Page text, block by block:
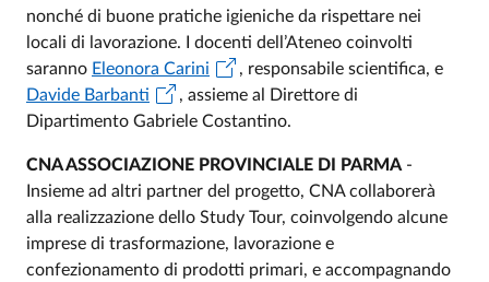
nonché di buone pratiche igieniche da rispettare nei
locali di lavorazione. I docenti dell’Ateneo coinvolti
saranno Eleonora Carini
, responsabile scientifica, e
Davide Barbanti
, assieme al Direttore di
Dipartimento Gabriele Costantino.
CNA ASSOCIAZIONE PROVINCIALE DI PARMA -
Insieme ad altri partner del progetto, CNA collaborerà
alla realizzazione dello Study Tour, coinvolgendo alcune
imprese di trasformazione, lavorazione e
confezionamento di prodotti primari, e accompagnando